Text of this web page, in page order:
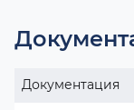
Документация